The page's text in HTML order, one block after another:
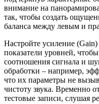
внимание на
так, чтобы создать
баланса между левым и
Настройте усиление
показатели уровней,
соотношения сигнала и
обработки – например,
что их параметры не
чистоту звука. Временно
тестовые записи, слушая